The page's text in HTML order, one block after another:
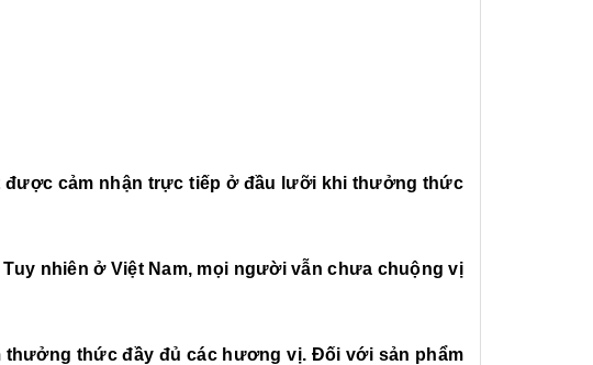
được cảm nhận trực tiếp ở đầu lưỡi khi thưởng thức
nhiên ở Việt Nam, mọi người vẫn chưa chuộng vị
thức đầy đủ các hương vị. Đối với sản phẩm